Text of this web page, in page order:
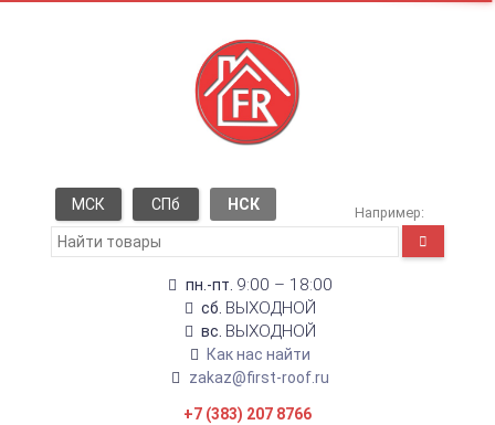
МСК СПб НСК Например:
пн.-пт. 9:00 – 18:00
сб. ВЫХОДНОЙ
вс. ВЫХОДНОЙ
Как нас найти
zakaz@first-roof.ru
+7 (383) 207 8766